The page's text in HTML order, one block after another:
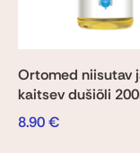
Ortomed niisutav
kaitsev dušiõli
8.90€